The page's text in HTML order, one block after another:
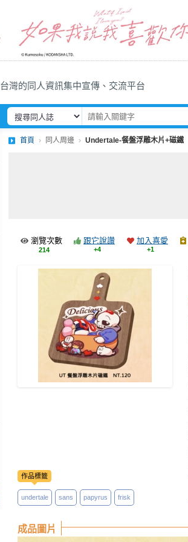
台灣的同人資訊集中宣傳、交流平台
首頁 同人周邊 Undertale-餐盤浮雕木片+磁鐵
瀏覽次數
214
跟它說讚
+4
加入喜愛
+1
作品標籤
undertale sans papyrus frisk
成品圖片